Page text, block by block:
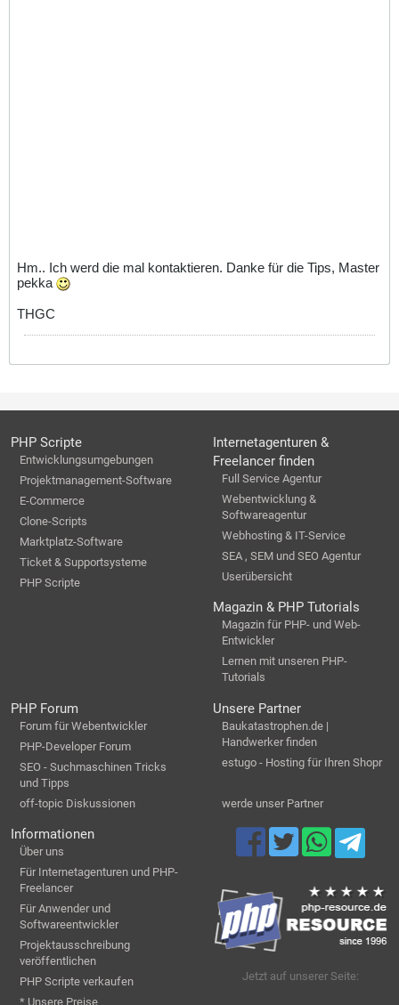
Hm.. Ich werd die mal kontaktieren. Danke für die Tips, Master
pekka
THGC
PHP Scripte
Entwicklungsumgebungen
Projektmanagement-Software
E-Commerce
Clone-Scripts
Marktplatz-Software
Ticket & Supportsysteme
PHP Scripte
Internetagenturen &
Freelancer finden
Full Service Agentur
Webentwicklung &
Softwareagentur
Webhosting & IT-Service
SEA , SEM und SEO Agentur
Userübersicht
Magazin & PHP Tutorials
Magazin für PHP- und Web-
Entwickler
Lernen mit unseren PHP-
Tutorials
PHP Forum
Forum für Webentwickler
PHP-Developer Forum
SEO - Suchmaschinen Tricks
und Tipps
off-topic Diskussionen
Unsere Partner
Baukatastrophen.de |
Handwerker finden
estugo - Hosting für Ihren Shopr
werde unser Partner
Informationen
Über uns
Für Internetagenturen und PHP-
Freelancer
Für Anwender und
Softwareentwickler
Projektausschreibung
veröffentlichen
PHP Scripte verkaufen
* Unsere Preise
Jetzt auf unserer Seite: